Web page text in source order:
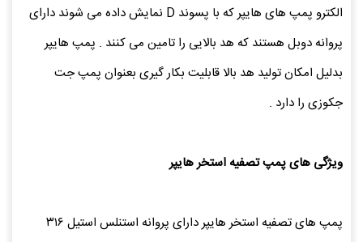
الکترو پمپ های هایپر که با پسوند D نمایش داده می شوند دارای
پروانه دوبل هستند که هد بالایی را تامین می کنند . پمپ هایپر
بدلیل امکان تولید هد بالا قابلیت بکار گیری بعنوان پمپ جت
جکوزی را دارد .
ویژگی های پمپ تصفیه استخر هایپر
پمپ های تصفیه استخر هایپر دارای پروانه استنلس استیل ۳۱۶